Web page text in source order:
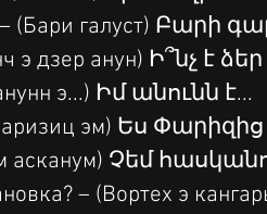
(Бари галуст) Բարի
э дзер анун) Ի՞նչ է
э...) Իմ անունն է...
эм) Ես Փարիզից
асканум) Չեմ
– (Вортех э